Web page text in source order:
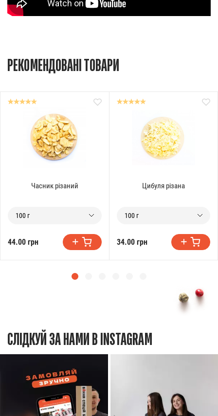
РЕКОМЕНДОВАНІ ТОВАРИ
Часник різаний
100 г
44.00 грн
Цибуля різана
100 г
34.00 грн
СЛІДКУЙ ЗА НАМИ В INSTAGRAM